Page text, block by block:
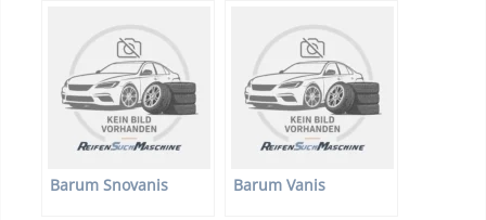
Barum Snovanis Barum Vanis